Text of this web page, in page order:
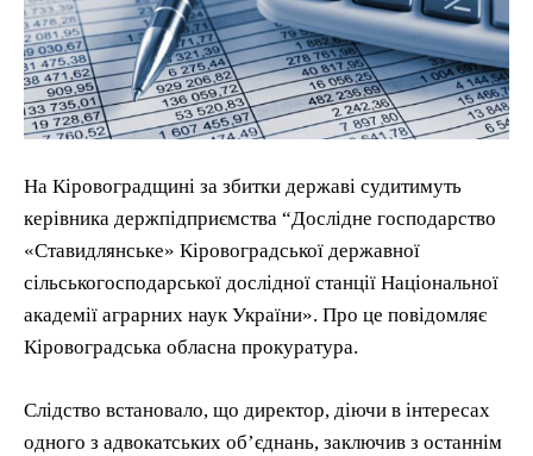
На Кіровоградщині за збитки державі судитимуть
керівника держпідприємства “Дослідне господарство
«Ставидлянське» Кіровоградської державної
сільськогосподарської дослідної станції Національної
академії аграрних наук України». Про це повідомляє
Кіровоградська обласна прокуратура.
Слідство встановало, що директор, діючи в інтересах
одного з адвокатських об’єднань, заключив з останнім